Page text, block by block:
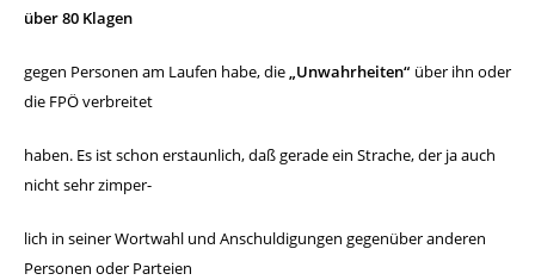
über 80 Klagen
gegen Personen am Laufen habe, die„Unwahrheiten“ über ihn oder
die FPÖ verbreitet
haben. Es ist schon erstaunlich, daß gerade ein Strache, der ja auch
nichtsehr zimper-
lich in seiner Wortwahl und Anschuldigungen gegenüberanderen
Personen oder Parteien